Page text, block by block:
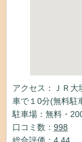
アクセス：ＪＲ大
車で１0分(無料駐
駐車場：無料・
口コミ数： 998